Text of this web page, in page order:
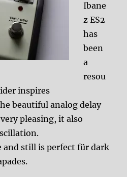
Ibane
z ES2
has
been
a
resou
inspires
beautiful analog delay
pleasing, it also
and still is perfect für dark